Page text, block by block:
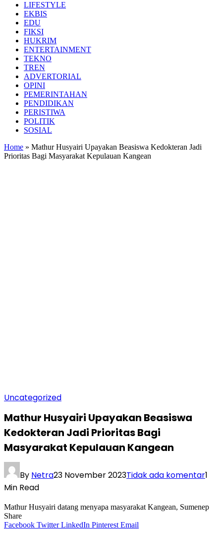
LIFESTYLE
EKBIS
EDU
FIKSI
HUKRIM
ENTERTAINMENT
TEKNO
TREN
ADVERTORIAL
OPINI
PEMERINTAHAN
PENDIDIKAN
PERISTIWA
POLITIK
SOSIAL
Home » Mathur Husyairi Upayakan Beasiswa Kedokteran Jadi
Prioritas Bagi Masyarakat Kepulauan Kangean
Uncategorized
Mathur Husyairi Upayakan Beasiswa
Kedokteran Jadi Prioritas Bagi
Masyarakat Kepulauan Kangean
By Netra23 November 2023Tidak ada komentar1
Min Read
Mathur Husyairi datang menyapa masyarakat Kangean, Sumenep
Share
Facebook Twitter LinkedIn Pinterest Email